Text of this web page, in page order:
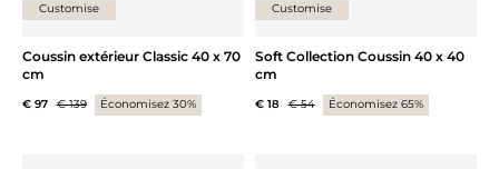
Customise
Coussin extérieur Classic 40 x 70
cm
€ 97 € 139 Économisez 30%
Customise
Soft Collection Coussin 40 x 40
cm
€ 18 € 54 Économisez 65%